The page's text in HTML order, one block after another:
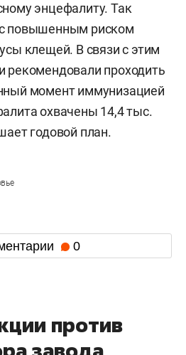
энцефалиту. Так
повышенным риском
клещей. В связи с этим
рекомендовали проходить
момент иммунизацией
охвачены 14,4 тыс.
годовой план.
0
против